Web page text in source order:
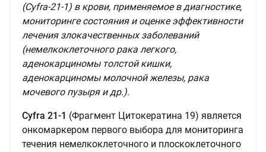
(Cyfra-21-1) в крови, применяемое в диагностике,
мониторинге состояния и оценке эффективности
лечения злокачественных заболеваний
(немелкоклеточного рака легкого,
аденокарциномы толстой кишки,
аденокарциномы молочной железы, рака
мочевого пузыря и др.).
Cyfra 21-1 (Фрагмент Цитокератина 19) является
онкомаркером первого выбора для мониторинга
течения немелкоклеточного и плоскоклеточного